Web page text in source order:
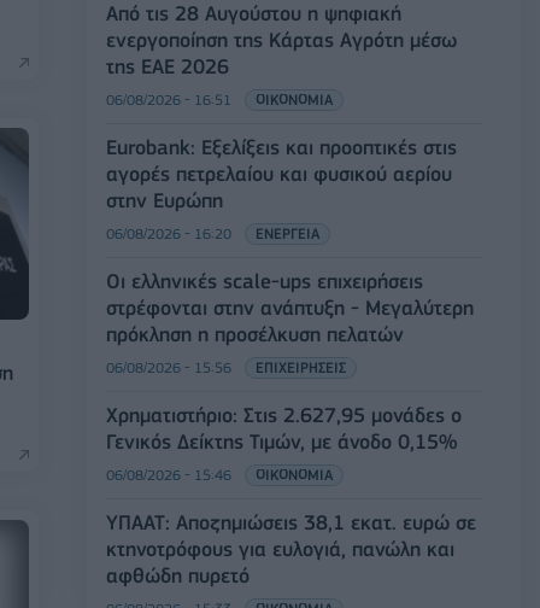
Από τις 28 Αυγούστου η ψηφιακή
ενεργοποίηση της Κάρτας Αγρότη μέσω
της ΕΑΕ 2026
06/08/2026 - 16:51 ΟΙΚΟΝΟΜΙΑ
Eurobank: Εξελίξεις και προοπτικές στις
αγορές πετρελαίου και φυσικού αερίου
στην Ευρώπη
06/08/2026 - 16:20 ΕΝΕΡΓΕΙΑ
Οι ελληνικές scale-ups επιχειρήσεις
στρέφονται στην ανάπτυξη - Μεγαλύτερη
πρόκληση η προσέλκυση πελατών
06/08/2026 - 15:56 ΕΠΙΧΕΙΡΗΣΕΙΣ
Χρηματιστήριο: Στις 2.627,95 μονάδες ο
Γενικός Δείκτης Τιμών, με άνοδο 0,15%
06/08/2026 - 15:46 ΟΙΚΟΝΟΜΙΑ
ΥΠΑΑΤ: Αποζημιώσεις 38,1 εκατ. ευρώ σε
κτηνοτρόφους για ευλογιά, πανώλη και
αφθώδη πυρετό